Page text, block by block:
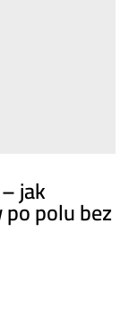
jak
polu bez